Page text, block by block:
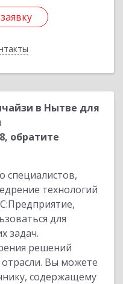
в Нытве для
обратите
специалистов,
технологий
для
задач.
решений
Вы можете
содержащему